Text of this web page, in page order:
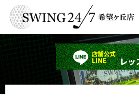
お知らせ
SWING24/7とは？